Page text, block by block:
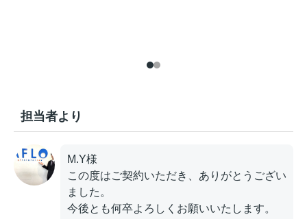
担当者より
M.Y様
この度はご契約いただき、ありがとうござい
ました。
今後とも何卒よろしくお願いいたします。